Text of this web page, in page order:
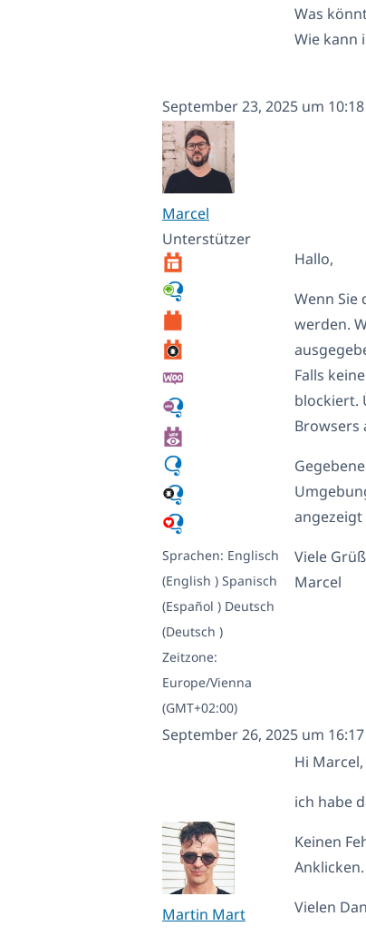
Was
Wie kann
September 23, 2025 um 10:18
Marcel
Unterstützer
Sprachen: Englisch
(English ) Spanisch
(Español ) Deutsch
(Deutsch )
Zeitzone:
Europe/Vienna
(GMT+02:00)
Hallo,
Wenn Sie
werden.
Falls
blockiert.
Browsers
Viele
Marcel
September 26, 2025 um 16:17
Martin Mart
Hi Marcel,
ich habe
Keinen
Vielen